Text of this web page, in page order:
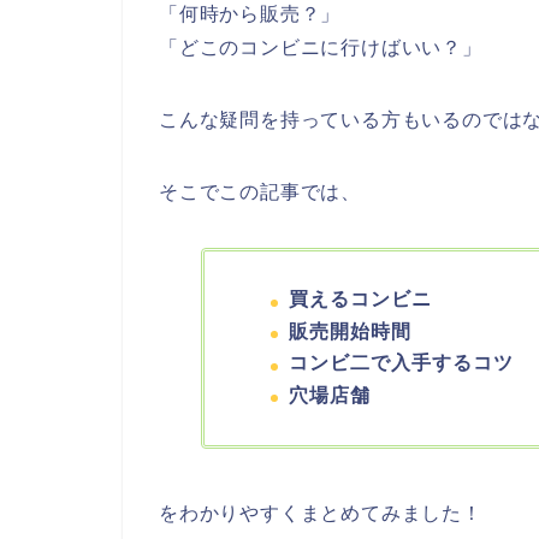
「何時から販売？」
「どこのコンビニに行けばいい？」
こんな疑問を持っている方もいるのでは
そこでこの記事では、
買えるコンビニ
販売開始時間
コンビ二で入手するコツ
穴場店舗
をわかりやすくまとめてみました！